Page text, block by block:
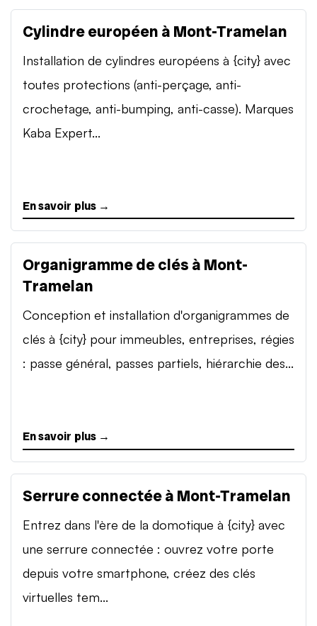
Cylindre européen à Mont-Tramelan
Installation de cylindres européens à {city} avec
toutes protections (anti-perçage, anti-
crochetage, anti-bumping, anti-casse). Marques
Kaba Expert...
En savoir plus →
Organigramme de clés à Mont-
Tramelan
Conception et installation d'organigrammes de
clés à {city} pour immeubles, entreprises, régies
: passe général, passes partiels, hiérarchie des...
En savoir plus →
Serrure connectée à Mont-Tramelan
Entrez dans l'ère de la domotique à {city} avec
une serrure connectée : ouvrez votre porte
depuis votre smartphone, créez des clés
virtuelles tem...